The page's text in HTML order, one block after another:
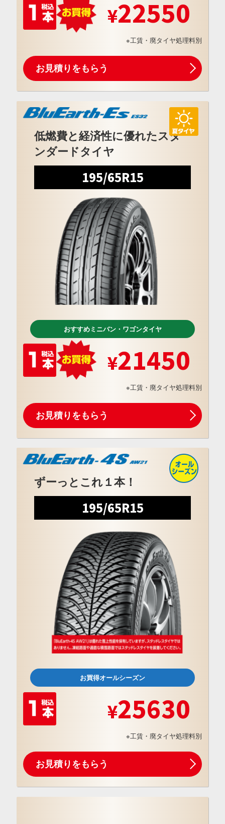
22550
※工賃・廃タイヤ処理料別
お見積りをもらう
低燃費と経済性に優れたスタ
ンダードタイヤ
195/65R15
おすすめミニバン・ワゴンタイヤ
21450
※工賃・廃タイヤ処理料別
お見積りをもらう
ずーっとこれ１本！
195/65R15
お買得オールシーズン
25630
※工賃・廃タイヤ処理料別
お見積りをもらう